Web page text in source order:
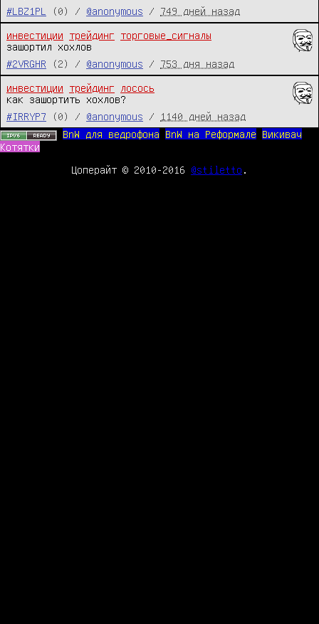
#LBZ1PL
(0) / @anonymous / 749 дней назад
инвестиции трейдинг
торговые_сигналы
зашортил хохлов
#2VRGHR
(2) / @anonymous / 753 дня назад
инвестиции трейдинг
лосось
как зашортить хохлов?
#IRRYP7
(0) / @anonymous /
1140 дней назад
BnW для ведрофона
BnW на Реформале
Викивач
Котятки
Цоперайт © 2010-2016 @stiletto